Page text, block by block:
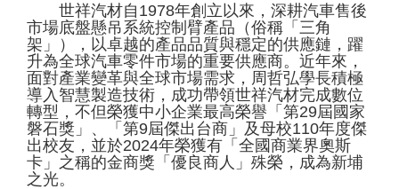
世祥汽材自1978年創立以來，深耕汽車售後
市場底盤懸吊系統控制臂產品（俗稱「三角
架」），以卓越的產品品質與穩定的供應鏈，躍
升為全球汽車零件市場的重要供應商。近年來，
面對產業變革與全球市場需求，周哲弘學長積極
導入智慧製造技術，成功帶領世祥汽材完成數位
轉型，不但榮獲中小企業最高榮譽「第29屆國家
磐石獎」、「第9屆傑出台商」及母校110年度傑
出校友，並於2024年榮獲有「全國商業界奧斯
卡」之稱的金商獎「優良商人」殊榮，成為新埔
之光。